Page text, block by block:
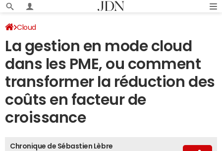
Cloud
La gestion en mode cloud
dans les PME, ou comment
transformer la réduction des
coûts en facteur de
croissance
Chronique de Sébastien Lèbre